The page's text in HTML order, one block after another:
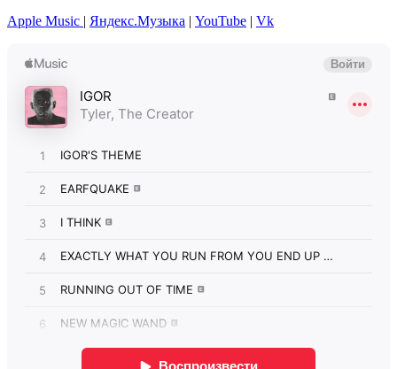
Apple Music | Яндекс.Музыка | YouTube | Vk